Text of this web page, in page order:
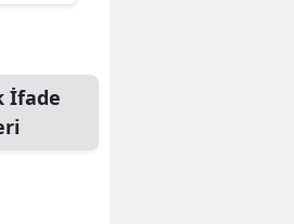
İfade